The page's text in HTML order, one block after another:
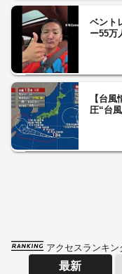
ベント
ー55万
【台
圧“台
アクセスランキン
最新